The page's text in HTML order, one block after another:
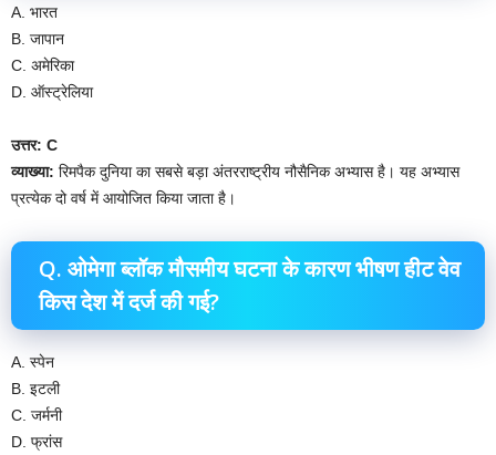
A. भारत
B. जापान
C. अमेरिका
D. ऑस्ट्रेलिया
उत्तर: C
व्याख्या: रिमपैक दुनिया का सबसे बड़ा अंतरराष्ट्रीय नौसैनिक अभ्यास है। यह अभ्यास
प्रत्येक दो वर्ष में आयोजित किया जाता है।
Q. ओमेगा ब्लॉक मौसमीय घटना के कारण भीषण हीट वेव
किस देश में दर्ज की गई?
A. स्पेन
B. इटली
C. जर्मनी
D. फ्रांस